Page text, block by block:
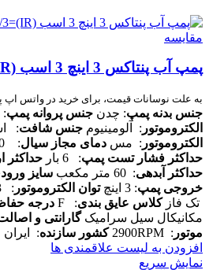
مقایسه
پمپ آب پنتاکس 3 اینچ 3 اسب CS300/3=(IR)
به علت نوسانات قیمت، برای خرید در واتس اپ
جنس بدنه پمپ: چدن جنس پروانه پمپ
الکتروموتور : آلومینیوم جنس شافت:
الکتروموتور : مس دمای مجاز سیال: 0 تا +90 درجه سانتی گراد
حداکثر فشار تست پمپ: 6 بار حداکثر
حداکثر آبدهی: 60 متر مکعب سایز
خروجی پمپ: 3 اینچ توان الکتروموتور : 3 اسب بخار
تک فازکلاس عایق بندی: F درجه
مکانیکال سیل سرامیکگارانتی و
موتور : 2900RPM کشور سازنده: ایران
افزودن به لیست علاقمندی ها
نمایش سریع